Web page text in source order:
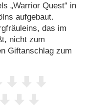
„Warrior Quest“ in
aufgebaut.
das im
nicht zum
Giftanschlag zum